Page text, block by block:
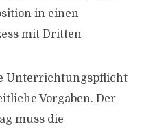
in einen
mit Dritten
Unterrichtungspflicht
Vorgaben. Der
muss die